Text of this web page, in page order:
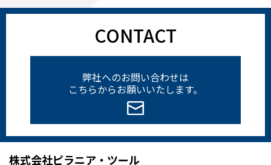
CONTACT
弊社へのお問い合わせは
こちらからお願いいたします。
株式会社ピラニア・ツール